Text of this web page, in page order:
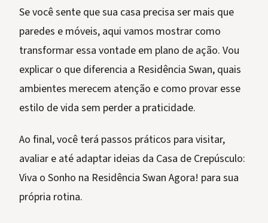
Se você sente que sua casa precisa ser mais que
paredes e móveis, aqui vamos mostrar como
transformar essa vontade em plano de ação. Vou
explicar o que diferencia a Residência Swan, quais
ambientes merecem atenção e como provar esse
estilo de vida sem perder a praticidade.
Ao final, você terá passos práticos para visitar,
avaliar e até adaptar ideias da Casa de Crepúsculo:
Viva o Sonho na Residência Swan Agora! para sua
própria rotina.